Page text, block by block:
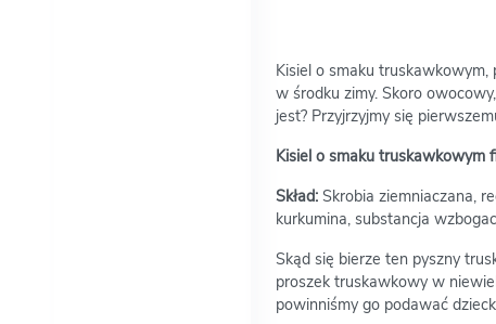
Kisiel o smaku
w środku zimy. Skoro
jest? Przyjrzyjmy się
Kisiel o smaku truskawkowym
Skład: Skrobia ziemniaczana,
kurkumina, substancja
Skąd się bierze ten pyszny
proszek truskawkowy w
powinniśmy go podawać